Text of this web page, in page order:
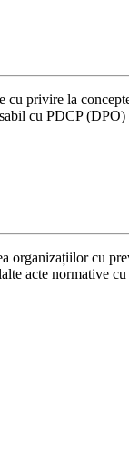
privire la
cu PDCP
organizațiilor cu
acte normative